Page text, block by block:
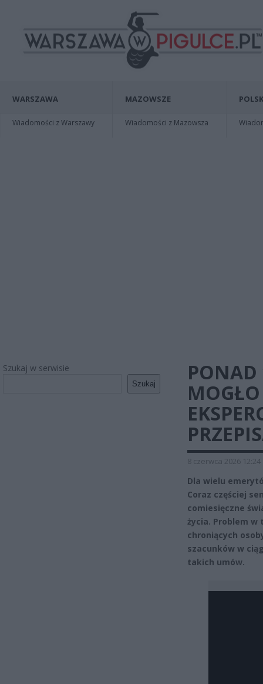
WARSZAWA
Wiadomości z Warszawy
MAZOWSZE
Wiadomości z Mazowsza
Szukaj w serwisie
Szukaj
PONAD
8 czerwca 2026 12:24
Dla wielu
Coraz częściej
comiesięczne
życia. Problem w
chroniących
szacunków w
takich umów.